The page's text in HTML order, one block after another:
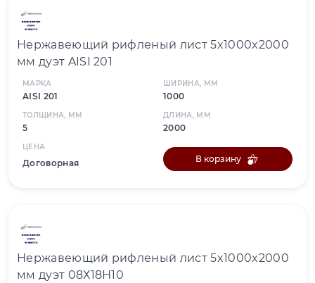
Нержавеющий рифленый лист 5x1000x2000
мм дуэт AISI 201
МАРКА
AISI 201
ШИРИНА, ММ
1000
ТОЛЩИНА, ММ
5
ДЛИНА, ММ
2000
ЦЕНА
Договорная В корзину
Нержавеющий рифленый лист 5x1000x2000
мм дуэт 08Х18Н10